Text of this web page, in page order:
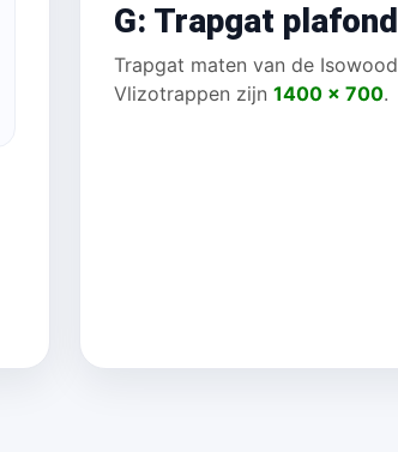
G: Trapgat plafond
Trapgat maten van de Isowood
Vlizotrappen zijn 1400 x 700.